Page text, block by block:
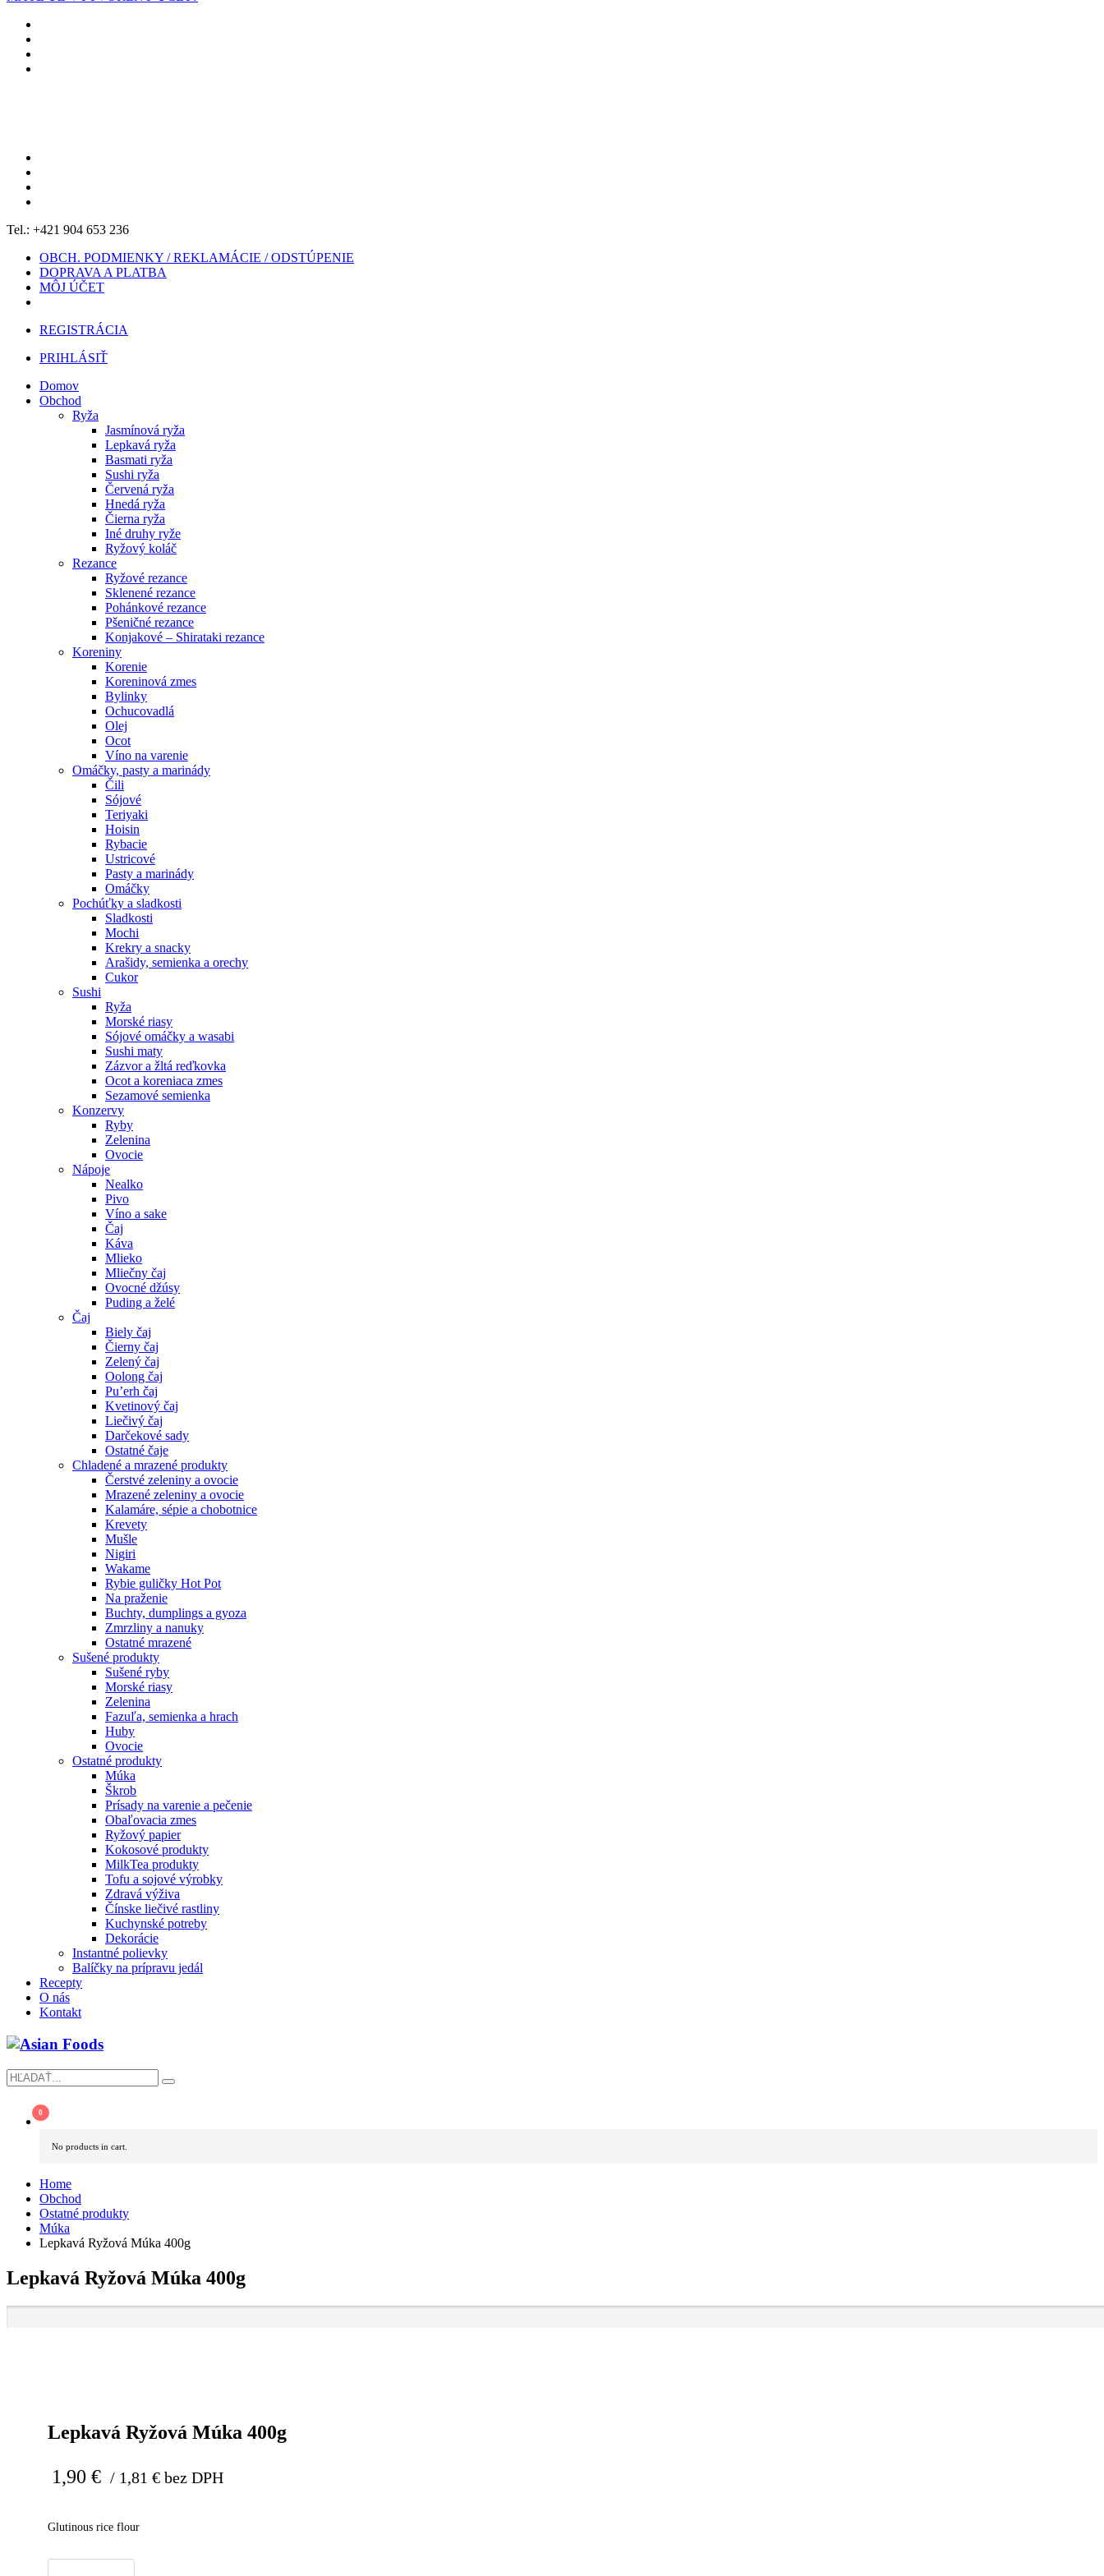
Tel.: +421 904 653 236
OBCH. PODMIENKY / REKLAMÁCIE / ODSTÚPENIE
DOPRAVA A PLATBA
MÔJ ÚČET
REGISTRÁCIA
PRIHLÁSIŤ
Domov
Obchod
Ryža
Jasmínová ryža
Lepkavá ryža
Basmati ryža
Sushi ryža
Červená ryža
Hnedá ryža
Čierna ryža
Iné druhy ryže
Ryžový koláč
Rezance
Ryžové rezance
Sklenené rezance
Pohánkové rezance
Pšeničné rezance
Konjakové – Shirataki rezance
Koreniny
Korenie
Koreninová zmes
Bylinky
Ochucovadlá
Olej
Ocot
Víno na varenie
Omáčky, pasty a marinády
Čili
Sójové
Teriyaki
Hoisin
Rybacie
Ustricové
Pasty a marinády
Omáčky
Pochúťky a sladkosti
Sladkosti
Mochi
Krekry a snacky
Arašidy, semienka a orechy
Cukor
Sushi
Ryža
Morské riasy
Sójové omáčky a wasabi
Sushi maty
Zázvor a žltá reďkovka
Ocot a koreniaca zmes
Sezamové semienka
Konzervy
Ryby
Zelenina
Ovocie
Nápoje
Nealko
Pivo
Víno a sake
Čaj
Káva
Mlieko
Mliečny čaj
Ovocné džúsy
Puding a želé
Čaj
Biely čaj
Čierny čaj
Zelený čaj
Oolong čaj
Pu’erh čaj
Kvetinový čaj
Liečivý čaj
Darčekové sady
Ostatné čaje
Chladené a mrazené produkty
Čerstvé zeleniny a ovocie
Mrazené zeleniny a ovocie
Kalamáre, sépie a chobotnice
Krevety
Mušle
Nigiri
Wakame
Rybie guličky Hot Pot
Na praženie
Buchty, dumplings a gyoza
Zmrzliny a nanuky
Ostatné mrazené
Sušené produkty
Sušené ryby
Morské riasy
Zelenina
Fazuľa, semienka a hrach
Huby
Ovocie
Ostatné produkty
Múka
Škrob
Prísady na varenie a pečenie
Obaľovacia zmes
Ryžový papier
Kokosové produkty
MilkTea produkty
Tofu a sojové výrobky
Zdravá výživa
Čínske liečivé rastliny
Kuchynské potreby
Dekorácie
Instantné polievky
Balíčky na prípravu jedál
Recepty
O nás
Kontakt
No products in cart.
Home
Obchod
Ostatné produkty
Múka
Lepkavá Ryžová Múka 400g
Lepkavá Ryžová Múka 400g
Lepkavá Ryžová Múka 400g
1,90 € / 1,81 € bez DPH
Glutinous rice flour